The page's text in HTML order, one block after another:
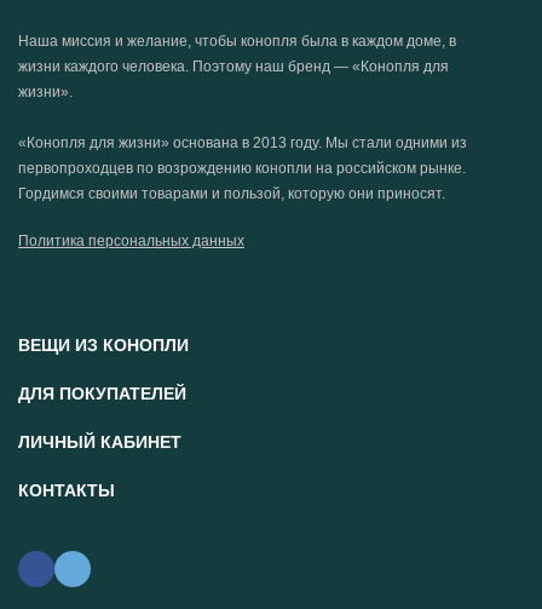
Наша миссия и желание, чтобы конопля была в каждом доме, в
жизни каждого человека. Поэтому наш бренд — «Конопля для
жизни».
«Конопля для жизни» основана в 2013 году. Мы стали одними из
первопроходцев по возрождению конопли на российском рынке.
Гордимся своими товарами и пользой, которую они приносят.
Политика персональных данных
ВЕЩИ ИЗ КОНОПЛИ
ДЛЯ ПОКУПАТЕЛЕЙ
ЛИЧНЫЙ КАБИНЕТ
КОНТАКТЫ